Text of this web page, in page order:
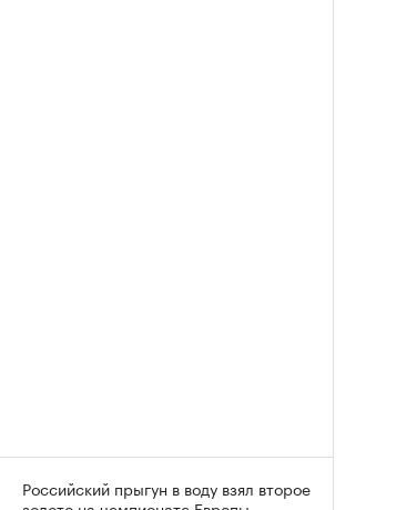
Российский прыгун в воду взял второе